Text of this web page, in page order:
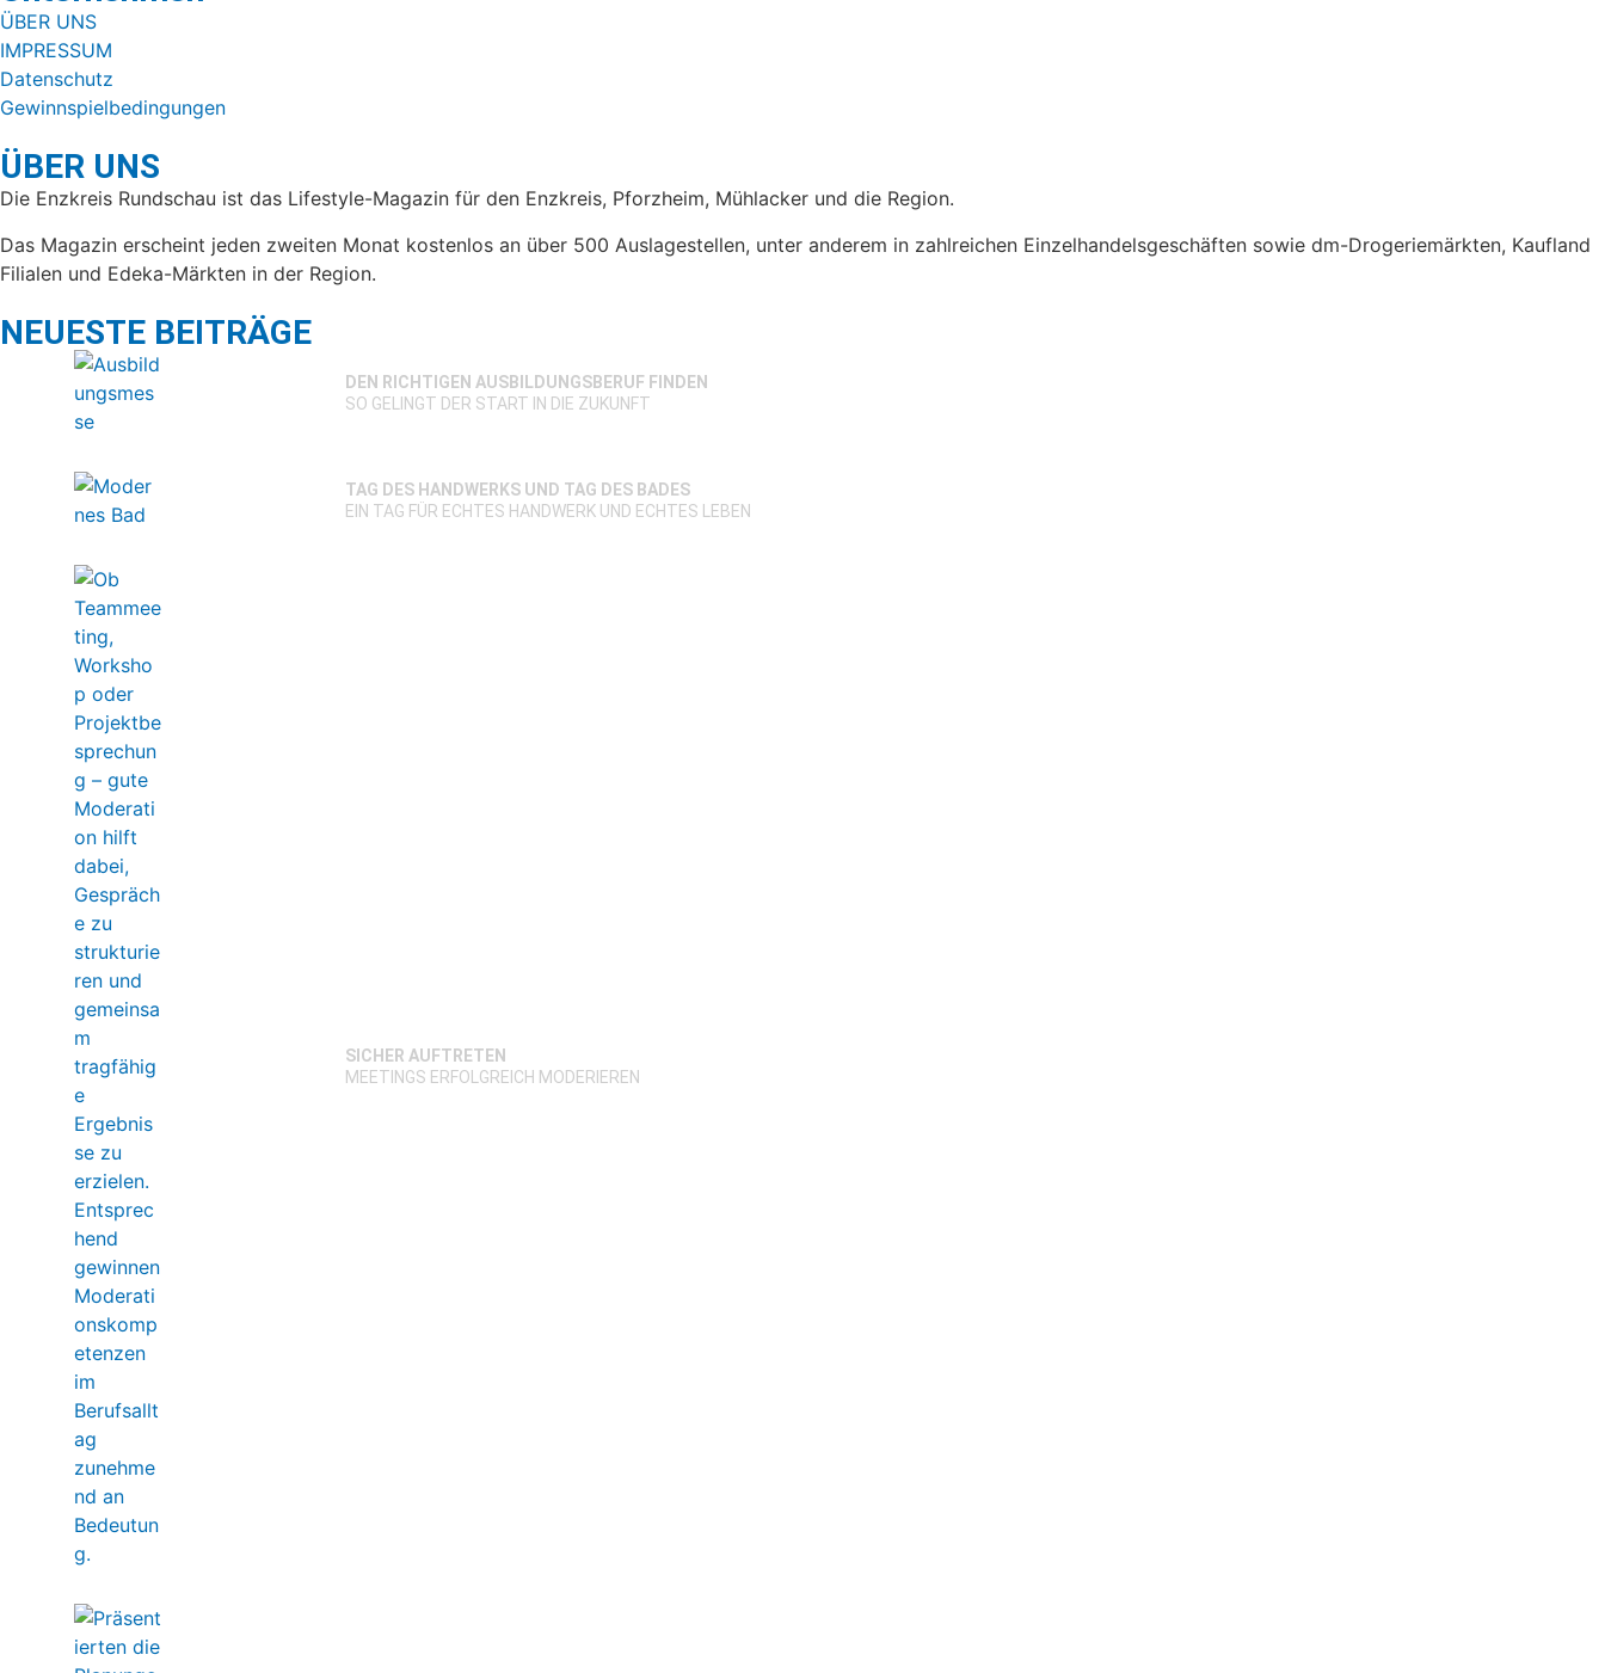
ÜBER UNS
IMPRESSUM
Datenschutz
Gewinnspielbedingungen
ÜBER UNS
Die Enzkreis Rundschau ist das Lifestyle-Magazin für den Enzkreis, Pforzheim, Mühlacker und die Region.
Das Magazin erscheint jeden zweiten Monat kostenlos an über 500 Auslagestellen, unter anderem in zahlreichen Einzelhandelsgeschäften sowie dm-Drogeriemärkten, Kaufland
Filialen und Edeka-Märkten in der Region.
NEUESTE BEITRÄGE
DEN RICHTIGEN AUSBILDUNGSBERUF FINDEN
SO GELINGT DER START IN DIE ZUKUNFT
TAG DES HANDWERKS UND TAG DES BADES
EIN TAG FÜR ECHTES HANDWERK UND ECHTES LEBEN
SICHER AUFTRETEN
MEETINGS ERFOLGREICH MODERIEREN